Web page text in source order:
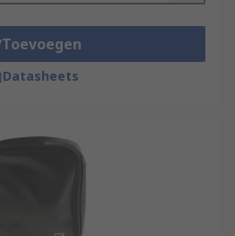
Toevoegen
Datasheets